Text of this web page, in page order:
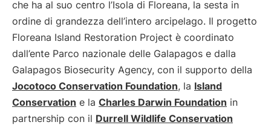
che ha al suo centro l’Isola di Floreana, la sesta in
ordine di grandezza dell’intero arcipelago. Il progetto
Floreana Island Restoration Project è coordinato
dall’ente Parco nazionale delle Galapagos e dalla
Galapagos Biosecurity Agency, con il supporto della
Jocotoco Conservation Foundation, la Island
Conservation e la Charles Darwin Foundation in
partnership con il Durrell Wildlife Conservation